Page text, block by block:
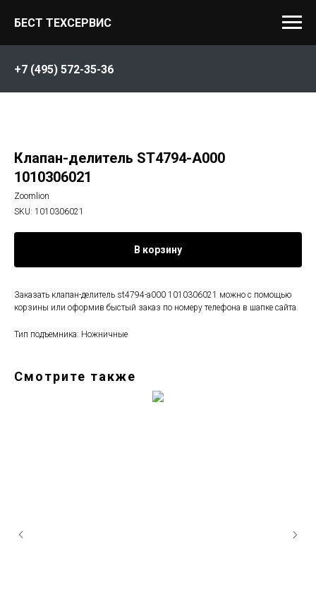
БЕСТ ТЕХСЕРВИС
+7 (495) 572-35-36
Клапан-делитель ST4794-A000
1010306021
Zoomlion
SKU: 1010306021
В корзину
Заказать клапан-делитель st4794-a000 1010306021 можно с помощью
корзины или оформив быстый заказ по номеру телефона в шапке сайта.
Тип подъемника: Ножничные
Смотрите также